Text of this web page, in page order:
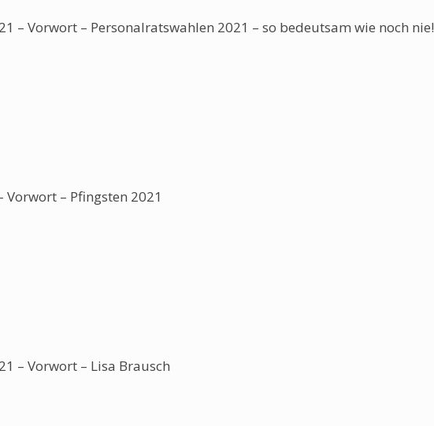
– Vorwort – Personalratswahlen 2021 – so bedeutsam wie noch nie!
Vorwort – Pfingsten 2021
– Vorwort – Lisa Brausch